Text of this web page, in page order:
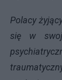
Polacy
się w